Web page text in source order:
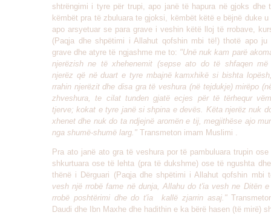
shtrëngimi i tyre për trupi, apo janë të hapura në gjoks dhe
këmbët pra të zbuluara te gjoksi, këmbët këtë e bëjnë duke u
apo arsyetuar se para grave i veshin këtë lloj të rrobave,
(Paqja dhe shpëtimi i Allahut qofshin mbi të!) thotë apo ju
grave dhe atyre të ngjashme me to: "Unë nuk kam parë
njerëzish ne të xhehenemit (sepse ato do të shfaqen më
njerëz që në duart e tyre mbajnë kamxhikë si bishta
rrahin njerëzit dhe disa gra të veshura (në tejdukje) mirëpo
zhveshura, te cilat tunden gjatë ecjes për të tërhequr
tjerve; kokat e tyre janë si shpina e devës. Këta njerëz nuk
xhenet dhe nuk do ta ndjejnë aromën e tij, megjithëse ajo
nga shumë-shumë larg." Transmeton imam Muslimi .
Pra ato janë ato gra të veshura por të pambuluara trupin
shkurtuara ose të lehta (pra të dukshme) ose të ngushta
thënë i Dërguari (Paqja dhe shpëtimi i Allahut qofshin mbi
vesh një rrobë fame në dunja, Allahu do t'ia vesh ne Ditën
rrobë poshtërimi dhe do t'ia kallë zjarrin asaj."
Daudi dhe Ibn Maxhe dhe hadithin e ka bërë hasen (të mirë)